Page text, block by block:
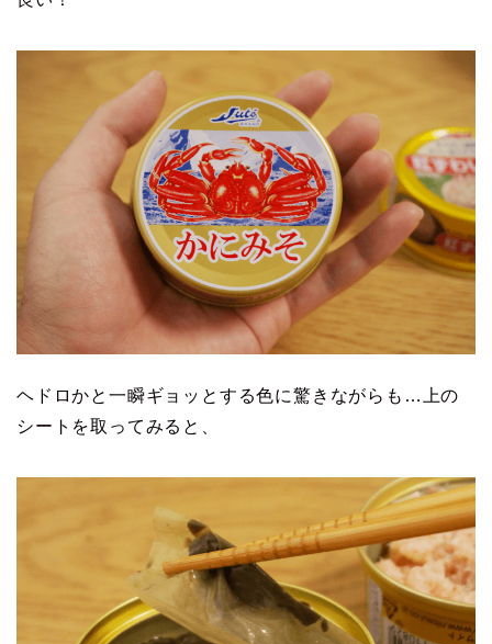
ヘドロかと一瞬ギョッとする色に驚きながらも…上の
シートを取ってみると、